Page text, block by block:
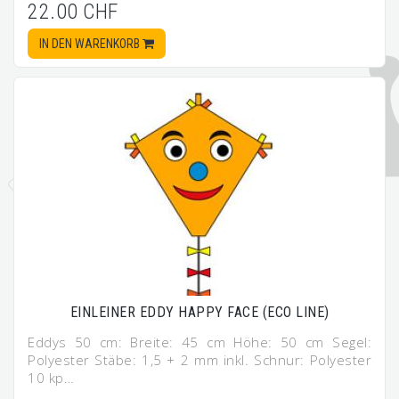
22.00 CHF
IN DEN WARENKORB
EINLEINER EDDY HAPPY FACE (ECO LINE)
Eddys 50 cm: Breite: 45 cm Höhe: 50 cm Segel:
Polyester Stäbe: 1,5 + 2 mm inkl. Schnur: Polyester
10 kp…